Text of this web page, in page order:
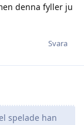
denna fyller ju
Svara
spelade han